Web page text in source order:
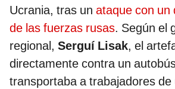
Ucrania, tras un ataque con un
de las fuerzas rusas. Según el
regional, Serguí Lisak, el
directamente contra un
transportaba a trabajadores de